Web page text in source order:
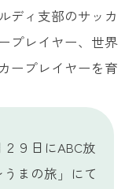
ディ支部のサッカ
プレイヤー、世界
ープレイヤーを育
９日にABC放
まの旅」にて